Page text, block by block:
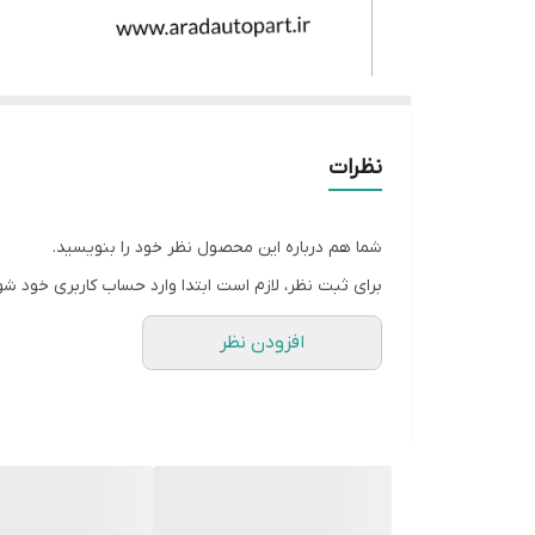
نظرات
شما هم درباره این محصول نظر خود را بنویسید.
برای ثبت نظر، لازم است ابتدا وارد حساب کاربری خود
افزودن نظر